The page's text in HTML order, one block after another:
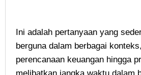
Ini adalah pertanyaan yang
berguna dalam berbagai
perencanaan keuangan hingga